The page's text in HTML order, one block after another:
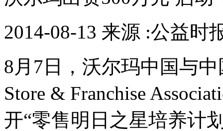
2014-08-13 来源 :公益时
8月7日，沃尔玛中国与
Store & Franchise
开“零售明日之星培养计